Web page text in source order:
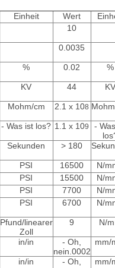
Einheit Wert
10
0.0035
% 0.02 %
KV 44 KV
Mohm/cm 2.1 x 108
- Was ist los? 1.1 x 109
-
Sekunden > 180
PSI 16500
N/
PSI 15500
N/
PSI 7700
N/
PSI 6700 N/
Pfund/linearer
Zoll
9 N/
in/in
- Oh,
nein.0002
mm/
in/in
- Oh,
mm/